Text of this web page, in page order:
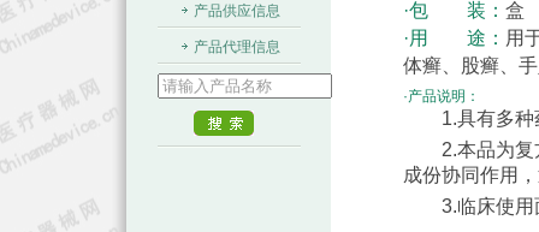
·包 装： 盒
·用 途： 用
体癣、股癣、
·产品说明：
1.具有多种药
2.本品为复方
成份协同作用
3.临床使用
产品供应信息
产品代理信息